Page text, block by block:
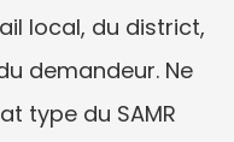
local, du district,
demandeur. Ne
type du SAMR